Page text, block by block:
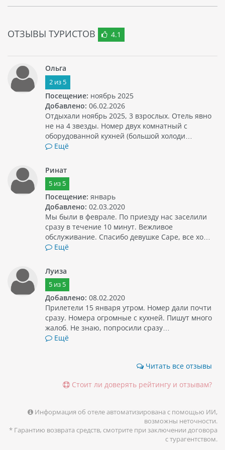
ОТЗЫВЫ ТУРИСТОВ 4.1
Ольга
2из 5
Посещение: ноябрь 2025
Добавлено: 06.02.2026
Отдыхали ноябрь 2025, 3 взрослых. Отель явно
не на 4 звезды. Номер двух комнатный с
оборудованной кухней (большой холоди…
Ещё
Ринат
5из 5
Посещение: январь
Добавлено: 02.03.2020
Мы были в феврале. По приезду нас заселили
сразу в течение 10 минут. Вежливое
обслуживание. Спасибо девушке Саре, все хо…
Ещё
Луиза
5из 5
Добавлено: 08.02.2020
Прилетели 15 января утром. Номер дали почти
сразу. Номера огромные с кухней. Пишут много
жалоб. Не знаю, попросили сразу…
Ещё
Читать все отзывы
Стоит ли доверять рейтингу и отзывам?
Информация об отеле автоматизирована с помощью ИИ,
возможны неточности.
* Гарантию возврата средств, смотрите при заключении договора
с турагентством.